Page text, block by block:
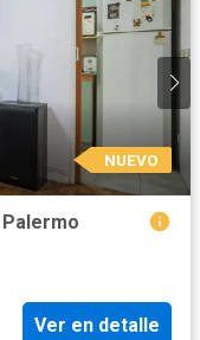
NUEVO
Ver en detalle